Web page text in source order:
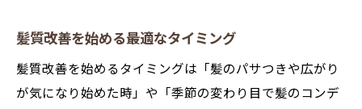
髪質改善を始める最適なタイミング
髪質改善を始めるタイミングは「髪のパサつきや広がり
が気になり始めた時」や「季節の変わり目で髪のコンデ